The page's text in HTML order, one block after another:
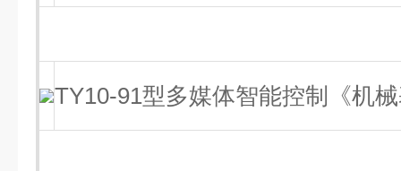
TY10-91型多媒体智能控制《机